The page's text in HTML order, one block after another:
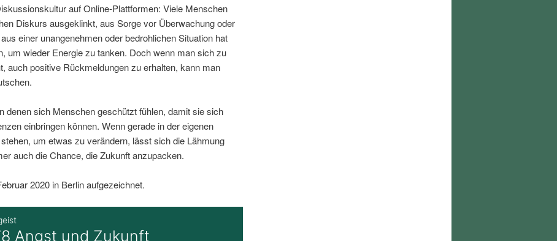
auf Online-Plattformen: Viele Menschen
Diskurs ausgeklinkt, aus Sorge vor Überwachung oder
einer unangenehmen oder bedrohlichen Situation hat
um wieder Energie zu tanken. Doch wenn man sich zu
auch positive Rückmeldungen zu erhalten, kann man
denen sich Menschen geschützt fühlen, damit sie sich
einbringen können. Wenn gerade in der eigenen
um etwas zu verändern, lässt sich die Lähmung
auch die Chance, die Zukunft anzupacken.
2020 in Berlin aufgezeichnet.